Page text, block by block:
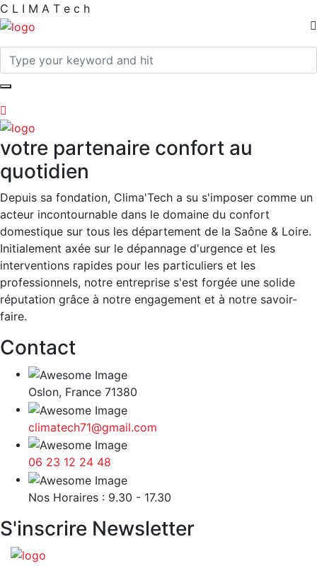
C L I M A T e c h
votre partenaire confort au
quotidien
Depuis sa fondation, Clima'Tech a su s'imposer comme un
acteur incontournable dans le domaine du confort
domestique sur tous les département de la Saône & Loire.
Initialement axée sur le dépannage d'urgence et les
interventions rapides pour les particuliers et les
professionnels, notre entreprise s'est forgée une solide
réputation grâce à notre engagement et à notre savoir-
faire.
Contact
Oslon, France 71380
climatech71@gmail.com
06 23 12 24 48
Nos Horaires : 9.30 - 17.30
S'inscrire Newsletter